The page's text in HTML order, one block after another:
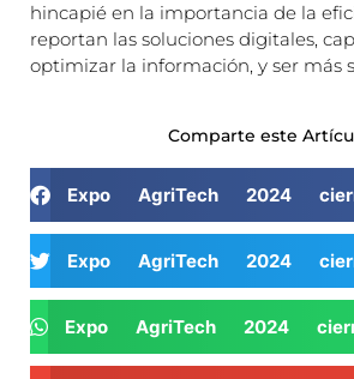
hincapié en la importancia de la
reportan las soluciones digitales,
optimizar la información, y ser más
Comparte este
Expo AgriTech 2024
Expo AgriTech 2024
Expo AgriTech 2024